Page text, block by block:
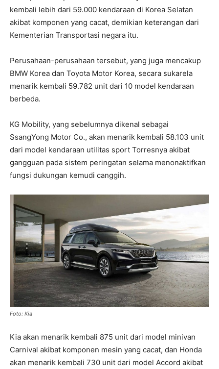
kembali lebih dari 59.000 kendaraan di Korea Selatan
akibat komponen yang cacat, demikian keterangan dari
Kementerian Transportasi negara itu.
Perusahaan-perusahaan tersebut, yang juga mencakup
BMW Korea dan Toyota Motor Korea, secara sukarela
menarik kembali 59.782 unit dari 10 model kendaraan
berbeda.
KG Mobility, yang sebelumnya dikenal sebagai
SsangYong Motor Co., akan menarik kembali 58.103 unit
dari model kendaraan utilitas sport Torresnya akibat
gangguan pada sistem peringatan selama menonaktifkan
fungsi dukungan kemudi canggih.
Foto: Kia
Kia akan menarik kembali 875 unit dari model minivan
Carnival akibat komponen mesin yang cacat, dan Honda
akan menarik kembali 730 unit dari model Accord akibat